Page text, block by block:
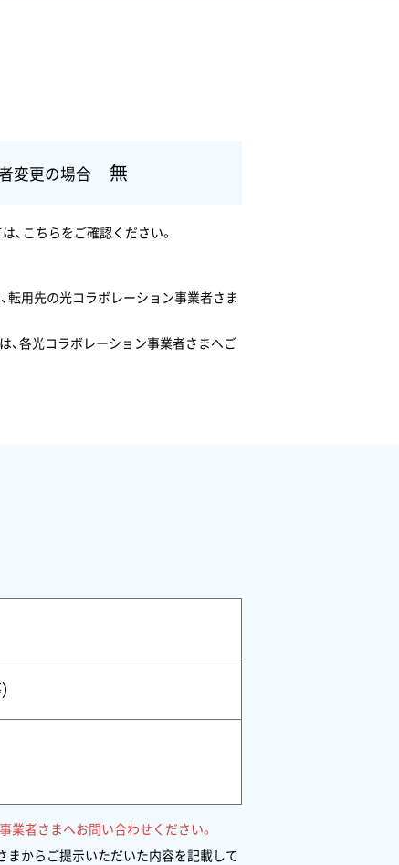
変更の場合 無
、こちらをご確認ください。
転用先の光コラボレーション事業者さま
、各光コラボレーション事業者さまへご
業者さまへお問い合わせください。
まからご提示いただいた内容を記載して